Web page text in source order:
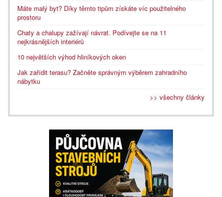
Máte malý byt? Díky těmto tipům získáte víc použitelného
prostoru
Chaty a chalupy zažívají návrat. Podívejte se na 11
nejkrásnějších interiérů
10 největších výhod hliníkových oken
Jak zařídit terasu? Začněte správným výběrem zahradního
nábytku
>> všechny články